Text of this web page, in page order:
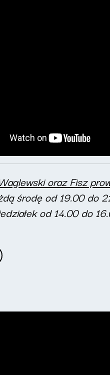
oraz Fisz
środę od 19.00 do
od 14.00 do